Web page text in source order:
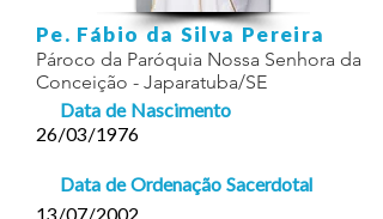
Pe. Fábio da Silva Pereira
Pároco da Paróquia Nossa Senhora da
Conceição - Japaratuba/SE
Data de Nascimento
26/03/1976
Data de Ordenação Sacerdotal